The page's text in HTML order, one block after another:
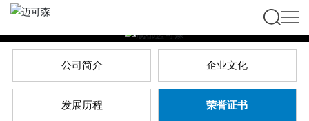
公司简介 企业文化
发展历程 荣誉证书